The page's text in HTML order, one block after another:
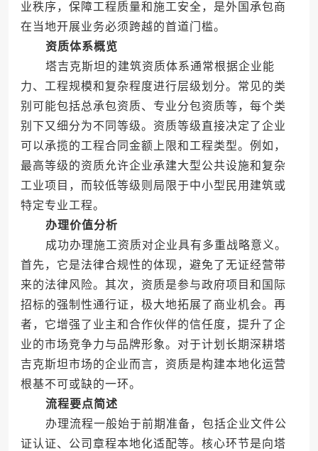
业秩序，保障工程质量和施工安全，是外国承包商
在当地开展业务必须跨越的首道门槛。
资质体系概览
塔吉克斯坦的建筑资质体系通常根据企业能
力、工程规模和复杂程度进行层级划分。常见的类
别可能包括总承包资质、专业分包资质等，每个类
别下又细分为不同等级。资质等级直接决定了企业
可以承揽的工程合同金额上限和工程类型。例如，
最高等级的资质允许企业承建大型公共设施和复杂
工业项目，而较低等级则局限于中小型民用建筑或
特定专业工程。
办理价值分析
成功办理施工资质对企业具有多重战略意义。
首先，它是法律合规性的体现，避免了无证经营带
来的法律风险。其次，资质是参与政府项目和国际
招标的强制性通行证，极大地拓展了商业机会。再
者，它增强了业主和合作伙伴的信任度，提升了企
业的市场竞争力与品牌形象。对于计划长期深耕塔
吉克斯坦市场的企业而言，资质是构建本地化运营
根基不可或缺的一环。
流程要点简述
办理流程一般始于前期准备，包括企业文件公
证认证、公司章程本地化适配等。核心环节是向塔